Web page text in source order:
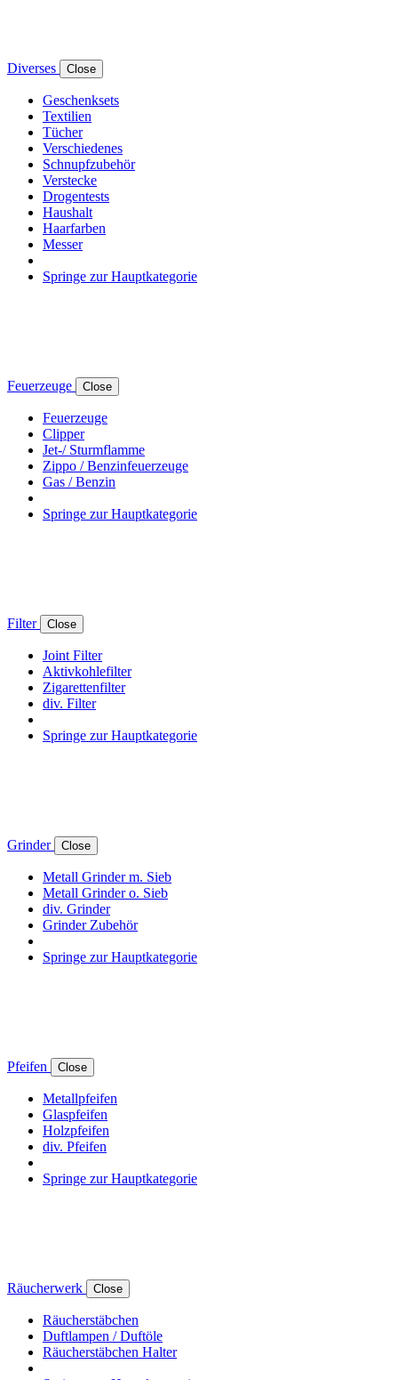
Diverses Close
Geschenksets
Textilien
Tücher
Verschiedenes
Schnupfzubehör
Verstecke
Drogentests
Haushalt
Haarfarben
Messer
Springe zur Hauptkategorie
Feuerzeuge Close
Feuerzeuge
Clipper
Jet-/ Sturmflamme
Zippo / Benzinfeuerzeuge
Gas / Benzin
Springe zur Hauptkategorie
Filter Close
Joint Filter
Aktivkohlefilter
Zigarettenfilter
div. Filter
Springe zur Hauptkategorie
Grinder Close
Metall Grinder m. Sieb
Metall Grinder o. Sieb
div. Grinder
Grinder Zubehör
Springe zur Hauptkategorie
Pfeifen Close
Metallpfeifen
Glaspfeifen
Holzpfeifen
div. Pfeifen
Springe zur Hauptkategorie
Räucherwerk Close
Räucherstäbchen
Duftlampen / Duftöle
Räucherstäbchen Halter